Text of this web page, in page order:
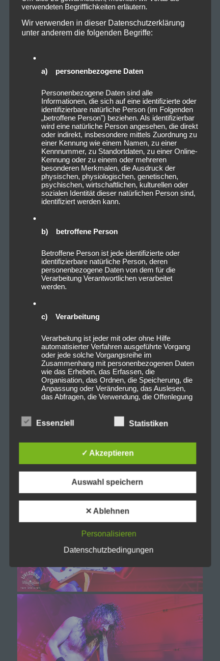
verwendeten Begrifflichkeiten erläutern.
Wir verwenden in dieser Datenschutzerklärung
unter anderem die folgenden Begriffe:
a) personenbezogene Daten
Personenbezogene Daten sind alle
Informationen, die sich auf eine identifizierte oder
identifizierbare natürliche Person (im Folgenden
„betroffene Person") beziehen. Als identifizierbar
wird eine natürliche Person angesehen, die direkt
oder indirekt, insbesondere mittels Zuordnung zu
einer Kennung wie einem Namen, zu einer
Kennnummer, zu Standortdaten, zu einer Online-
Kennung oder zu einem oder mehreren
besonderen Merkmalen, die Ausdruck der
physischen, physiologischen, genetischen,
psychischen, wirtschaftlichen, kulturellen oder
sozialen Identität dieser natürlichen Person sind,
identifiziert werden kann.
b) betroffene Person
Betroffene Person ist jede identifizierte oder
identifizierbare natürliche Person, deren
personenbezogene Daten von dem für die
Verarbeitung Verantwortlichen verarbeitet
werden.
c) Verarbeitung
Verarbeitung ist jeder mit oder ohne Hilfe
automatisierter Verfahren ausgeführte Vorgang
oder jede solche Vorgangsreihe im
Zusammenhang mit personenbezogenen Daten
wie das Erheben, das Erfassen, die
Organisation, das Ordnen, die Speicherung, die
Anpassung oder Veränderung, das Auslesen,
das Abfragen, die Verwendung, die Offenlegung
Verknüpfung, die Einschränkung, das Löschen
d) Einschränkung der Verarbeitung
Einschränkung der Verarbeitung ist die
einzuschränken.
e) Profiling
Verarbeitung personenbezogener Daten, die
darin besteht, dass diese personenbezogenen
Daten verwendet werden, um bestimmte
persönliche Aspekte, die sich auf eine natürliche
Person beziehen, zu bewerten, insbesondere,
um Aspekte bezüglich Arbeitsleistung,
wirtschaftlicher Lage, Gesundheit, persönlicher
Vorlieben, Interessen, Zuverlässigkeit, Verhalten,
Aufenthaltsort oder Ortswechsel dieser
natürlichen Person zu analysieren oder
vorherzusagen.
Essenziell Statistiken
✓ Akzeptieren
Auswahl speichern
✕ Ablehnen
Personalisieren
Datenschutzbedingungen